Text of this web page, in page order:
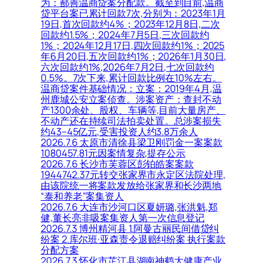
贷平台案已累计回款7次,分别为：2023年1月
19日,首次回款约4%；2023年12月8日,二次
回款约1.5%；2024年7月5日,三次回款约
1%；2024年12月17日,四次回款约1%；2025
年6月20日,五次回款约1%；2026年1月30日,
六次回款约1%,2026年7月2日,七次回款约
0.5%。7次下来,累计回款比例在10%左右。
温商贷案件基础情况：立案：2019年4月,温
州鹿城公安立案侦查。涉案资产：查封不动
产1300余处、股权、车辆等,目前大量房产、
不动产还在持续司法拍卖处置。总涉案损失
约43–45亿元,受害投资人约3.8万余人
2026.7.6 太原市清徐县梁卫刚罚金一案案款
1080457.81元因案情复杂,提存公示
2026.7.6 长沙市芙蓉区彭铂皓案案款
1944742.37元转交张家界市永定区法院处理,
由该院统一将案款发放给张家界和长沙两地
“泰和养老”案集资人
2026.7.6 大连市沙河口区夏妍璐,张洪魁,郑
健,董长亮非吸案集资人第一次信息登记
2026.7.3 博州精河县 1.阿曼古丽民间借贷纠
纷案 2.库尔班·亚森责令退赔纠纷案 执行案款
分配方案